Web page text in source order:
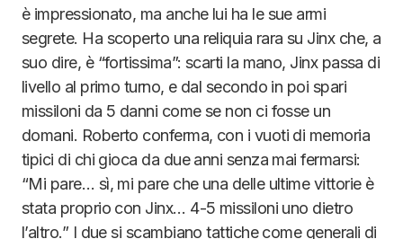
è impressionato, ma anche lui ha le sue armi
segrete. Ha scoperto una reliquia rara su Jinx che, a
suo dire, è “fortissima”: scarti la mano, Jinx passa di
livello al primo turno, e dal secondo in poi spari
missiloni da 5 danni come se non ci fosse un
domani. Roberto conferma, con i vuoti di memoria
tipici di chi gioca da due anni senza mai fermarsi:
“Mi pare… sì, mi pare che una delle ultime vittorie è
stata proprio con Jinx… 4-5 missiloni uno dietro
l’altro.” I due si scambiano tattiche come generali di